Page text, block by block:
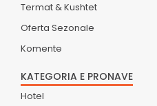
Termat & Kushtet
Oferta Sezonale
Komente
KATEGORIA E PRONAVE
Hotel